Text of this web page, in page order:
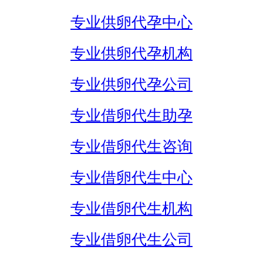
专业供卵代孕中心
专业供卵代孕机构
专业供卵代孕公司
专业借卵代生助孕
专业借卵代生咨询
专业借卵代生中心
专业借卵代生机构
专业借卵代生公司